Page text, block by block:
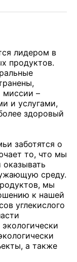
лидером в
продуктов.
миссии –
и услугами,
здоровый
заботятся о
то, что мы
среду.
мы
к нашей
углекислого
а также